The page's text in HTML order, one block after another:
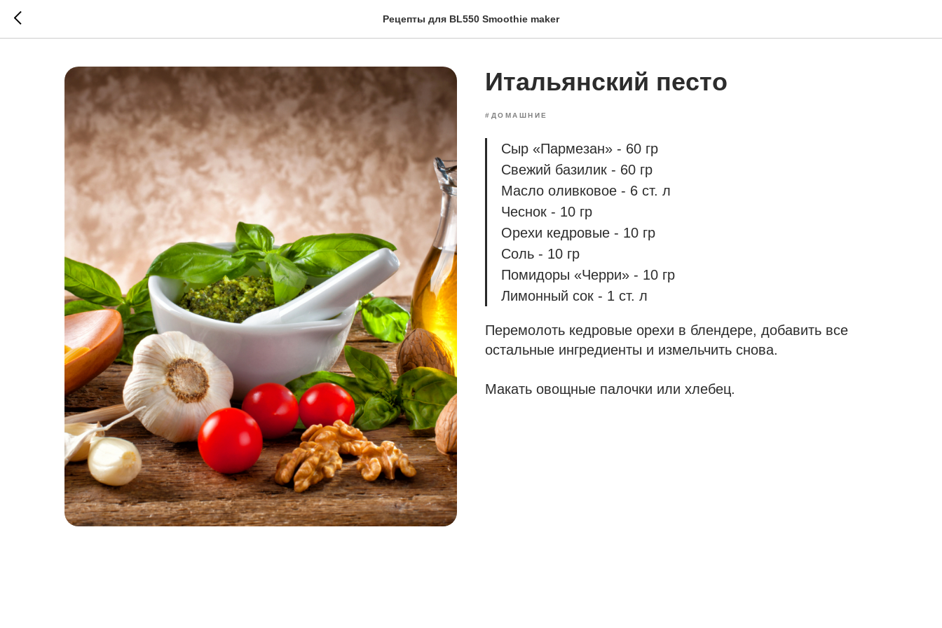
Рецепты для BL550 Smoothie maker
Итальянский песто
#ДОМАШНИЕ
Сыр «Пармезан» - 60 гр
Свежий базилик - 60 гр
Масло оливковое - 6 ст. л
Чеснок - 10 гр
Орехи кедровые - 10 гр
Соль - 10 гр
Помидоры «Черри» - 10 гр
Лимонный сок - 1 ст. л
Перемолоть кедровые орехи в блендере, добавить все
остальные ингредиенты и измельчить снова.
Макать овощные палочки или хлебец.